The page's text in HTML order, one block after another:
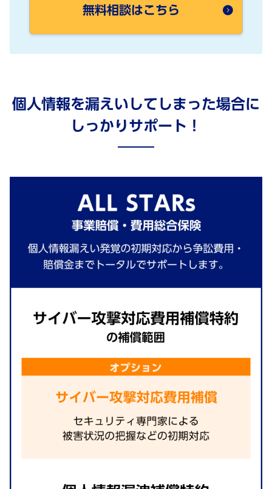
無料相談はこちら
個人情報を漏えいしてしまった場合に
しっかりサポート！